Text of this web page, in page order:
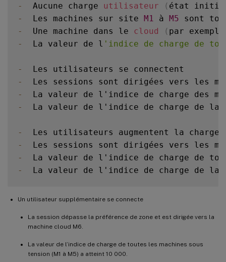
-
  Aucune charge
utilisateur ( état
-
  Les machines sur site
M1 à M5 sont
-
  Une machine dans le
cloud ( par exemple
-
  La valeur de l
'indice de charge de
-
-
Les sessions sont dirigées vers les
-
La valeur de l'indice de charge des
-
La valeur de l'indice de charge de
-
  Les utilisateurs augmentent la charge
-
Les sessions sont dirigées vers les
-
La valeur de l'indice de charge de
-
La valeur de l'indice de charge de
Un utilisateur supplémentaire se connecte
La session dépasse la préférence de zone et est dirigée vers la
machine cloud M6.
La valeur de l’indice de charge de toutes les machines sous
tension (M1 à M5) a atteint 10 000.